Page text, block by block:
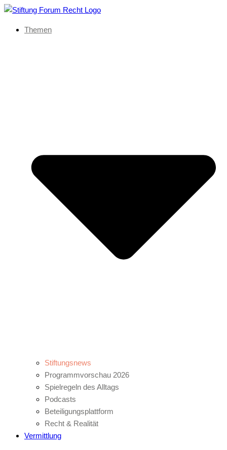
Themen
Stiftungsnews
Programmvorschau 2026
Spielregeln des Alltags
Podcasts
Beteiligungsplattform
Recht & Realität
Vermittlung